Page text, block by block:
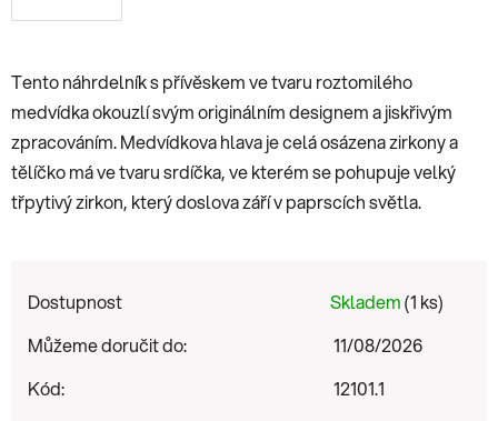
Tento náhrdelník s přívěskem ve tvaru roztomilého
medvídka okouzlí svým originálním designem a jiskřivým
zpracováním. Medvídkova hlava je celá osázena zirkony a
tělíčko má ve tvaru srdíčka, ve kterém se pohupuje velký
třpytivýzirkon, který doslova září v paprscích světla.
Dostupnost Skladem(1 ks)
Můžeme doručit do:
11/08/2026
Kód:
12101.1